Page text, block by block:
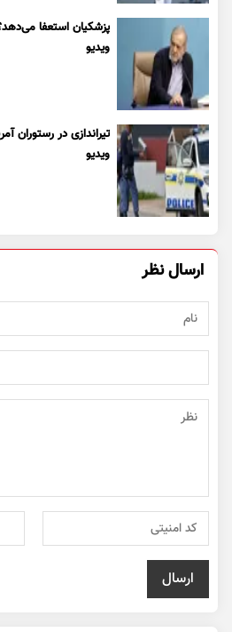
پزشکیان استعفا
ویدیو
ویدیو
ارسال نظر